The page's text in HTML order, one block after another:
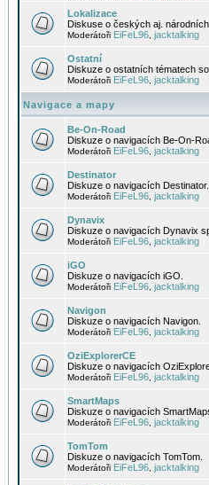
Lokalizace
Diskuse o českých aj.
Moderátoři EiFeL96 jacktalking
Ostatní
Diskuze o ostatních tématech
Moderátoři EiFeL96 jacktalking
Navigace a mapy
Be-On-Road
Diskuze o navigacích Be-On-
Moderátoři EiFeL96 jacktalking
Destinator
Diskuze o navigacích Destinator.
Moderátoři EiFeL96 jacktalking
Dynavix
Diskuze o navigacích Dynavix
Moderátoři EiFeL96 jacktalking
iGO
Diskuze o navigacích iGO.
Moderátoři EiFeL96 jacktalking
Navigon
Diskuze o navigacích Navigon.
Moderátoři EiFeL96 jacktalking
OziExplorerCE
Diskuze o navigacích
Moderátoři EiFeL96 jacktalking
SmartMaps
Diskuze o navigacích
Moderátoři EiFeL96 jacktalking
TomTom
Diskuze o navigacích TomTom.
Moderátoři EiFeL96 jacktalking